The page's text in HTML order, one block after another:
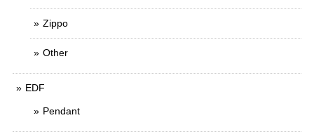
Zippo
Other
EDF
Pendant